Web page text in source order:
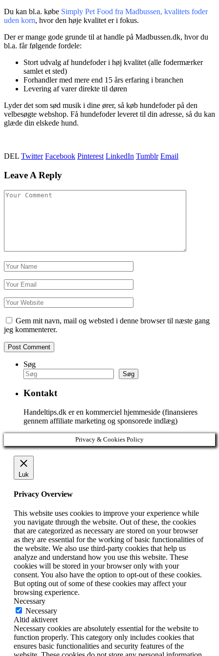
Du kan bl.a. købe Simply Pet Food fra Madbussen, kvalitets foder
uden korn, hvor den høje kvalitet er i fokus.
Der er mange gode grunde til at handle på Madbussen.dk, hvor du
bl.a. får følgende fordele:
Stort udvalg af hundefoder i høj kvalitet (alle fodermærker
samlet et sted)
Forhandler med mere end 15 års erfaring i branchen
Levering af varer direkte til døren
Lyder det som sød musik i dine ører, så køb hundefoder på den
velbesøgte webshop. Få hundefoder leveret til din adresse, så du kan
glæde din elskede hund.
DEL Twitter Facebook Pinterest LinkedIn Tumblr Email
Leave A Reply
Gem mit navn, mail og websted i denne browser til næste gang
jeg kommenterer.
Søg
Søg
Kontakt
Handeltips.dk er en kommerciel hjemmeside (finansieres
gennem affiliate marketing og sponsorede indlæg)
Privacy & Cookies Policy
Luk
Privacy Overview
This website uses cookies to improve your experience while
you navigate through the website. Out of these, the cookies
that are categorized as necessary are stored on your browser
as they are essential for the working of basic functionalities of
the website. We also use third-party cookies that help us
analyze and understand how you use this website. These
cookies will be stored in your browser only with your
consent. You also have the option to opt-out of these cookies.
But opting out of some of these cookies may affect your
browsing experience.
Necessary
Necessary
Altid aktiveret
Necessary cookies are absolutely essential for the website to
function properly. This category only includes cookies that
ensures basic functionalities and security features of the